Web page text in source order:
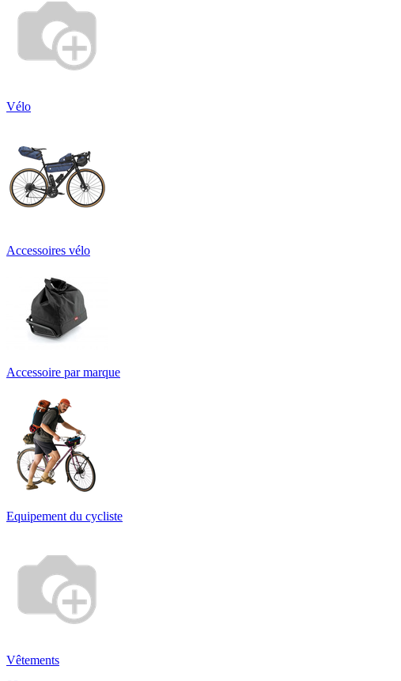
Vélo
Accessoires vélo
Accessoire par marque
Equipement du cycliste
Vêtements